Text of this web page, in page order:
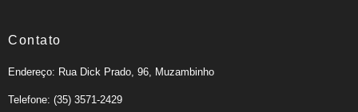
Contato
Endereço: Rua Dick Prado, 96, Muzambinho
Telefone: (35) 3571-2429